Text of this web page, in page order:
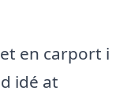
en carport i
idé at